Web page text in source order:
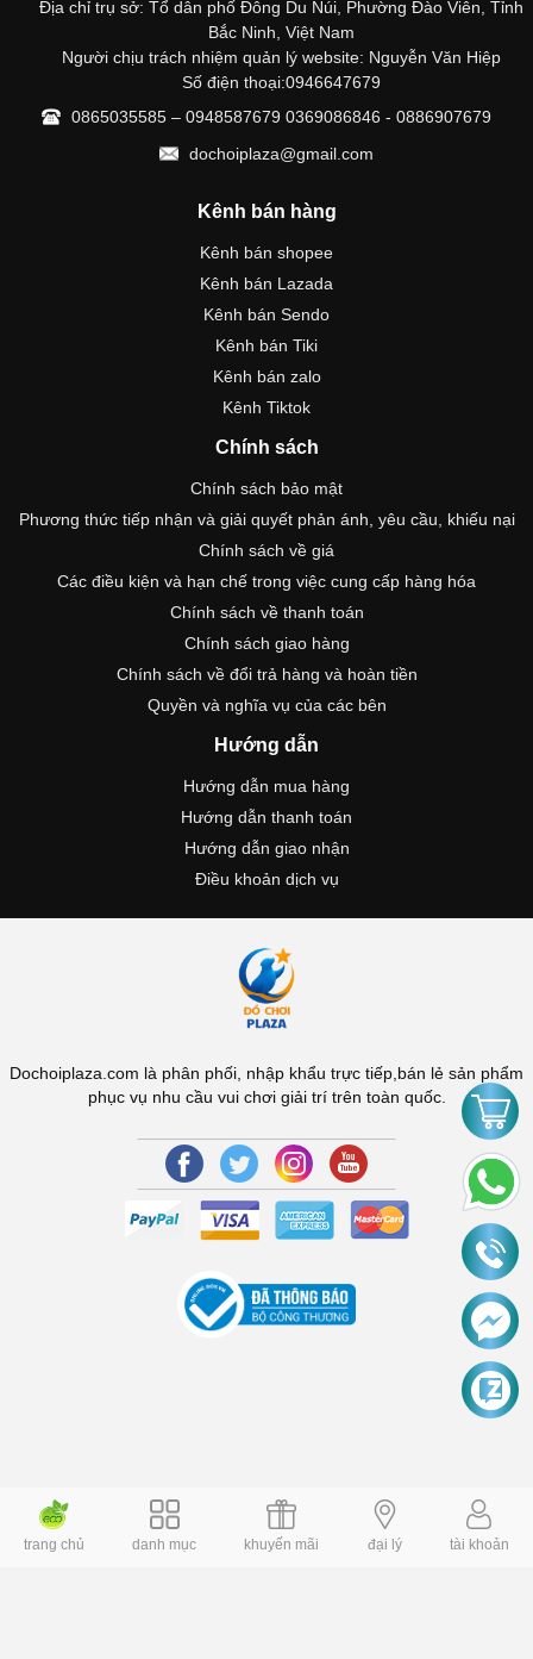
Địa chỉ trụ sở: Tổ dân phố Đông Du Núi, Phường Đào Viên, Tỉnh
Bắc Ninh, Việt Nam
Người chịu trách nhiệm quản lý website: Nguyễn Văn Hiệp
Số điện thoại:0946647679
0865035585 – 0948587679 0369086846 - 0886907679
dochoiplaza@gmail.com
Kênh bán hàng
Kênh bán shopee
Kênh bán Lazada
Kênh bán Sendo
Kênh bán Tiki
Kênh bán zalo
Kênh Tiktok
Chính sách
Chính sách bảo mật
Phương thức tiếp nhận và giải quyết phản ánh, yêu cầu, khiếu nại
Chính sách về giá
Các điều kiện và hạn chế trong việc cung cấp hàng hóa
Chính sách về thanh toán
Chính sách giao hàng
Chính sách về đổi trả hàng và hoàn tiền
Quyền và nghĩa vụ của các bên
Hướng dẫn
Hướng dẫn mua hàng
Hướng dẫn thanh toán
Hướng dẫn giao nhận
Điều khoản dịch vụ
Dochoiplaza.com là phân phối, nhập khẩu trực tiếp,bán lẻ sản phẩm
phục vụ nhu cầu vui chơi giải trí trên toàn quốc.
trang chủ danh mục khuyến mãi đại lý tài khoản